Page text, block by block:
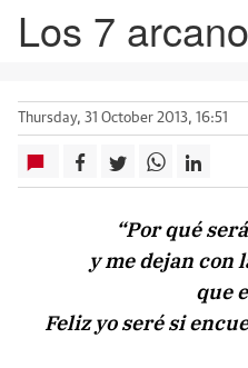
Los 7
Thursday, 31 October 2013, 16:51
“Por qué
y me dejan con
que
Feliz yo seré si